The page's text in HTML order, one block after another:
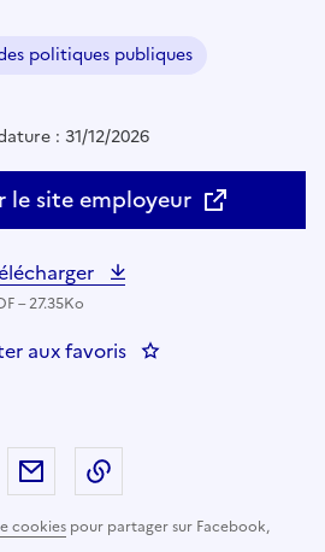
Domaine :
politiques publiques
le site employeur
: 31/12/2026
– 27.35Ko
aux favoris : PREF92 -2025/A/
cookies pour partager sur Facebook,
sur X (anciennement Twitter) -
Partager sur LinkedIn
Partager par email